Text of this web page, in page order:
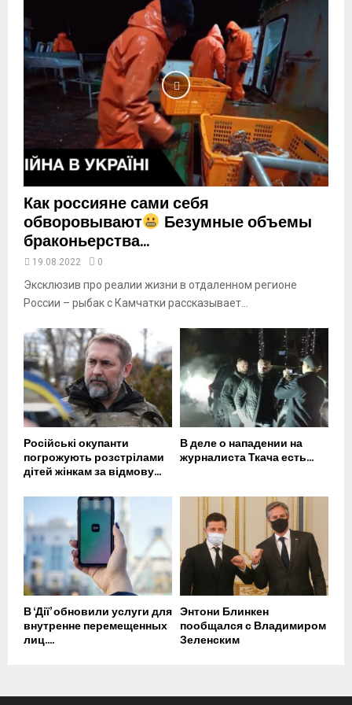
y
b
e
Как россияне сами себя
обворовывают Безумные объемы
браконьерства...
19.08.2022 0
Эксклюзив про реалии жизни в отдаленном регионе
России – рыбак с Камчатки рассказывает...
Російські окупанти
погрожують розстрілами
дітей жінкам за відмову...
В деле о нападении на
журналиста Ткача есть...
В ‘Дії’ обновили услуги для
внутренне перемещенных
лиц....
Энтони Блинкен
пообщался с Владимиром
Зеленским